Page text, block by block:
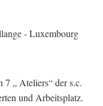
- Luxembourg
„ Ateliers“ der s.c.
und Arbeitsplatz.